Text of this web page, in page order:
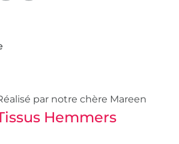
par notre chère Mareen
Hemmers